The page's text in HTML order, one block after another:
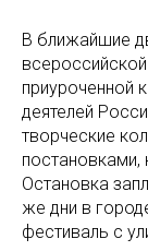
В ближайшие
приуроченной
деятелей
творческие
постановками,
Остановка
же дни в
фестиваль с